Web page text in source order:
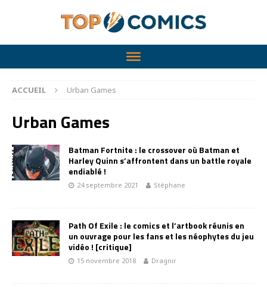
ACCUEIL Urban Games
Urban Games
Batman Fortnite : le crossover où Batman et
Harley Quinn s’affrontent dans un battle royale
endiablé !
24 septembre 2021 Stéphane
Path Of Exile : le comics et l’artbook réunis en
un ouvrage pour les fans et les néophytes du jeu
vidéo ! [critique]
15 novembre 2018 Dragnir